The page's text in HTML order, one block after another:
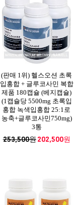
(판매 1위) 헬스오션 초록
입홍합 + 글루코사민 복합
제품 180캡슐 (베지캡슐)
(1캡슐당 5500mg 초록입
홍합 녹색입홍합 25:1로
농축+글루코사민750mg)
3통
253,500원202,500원